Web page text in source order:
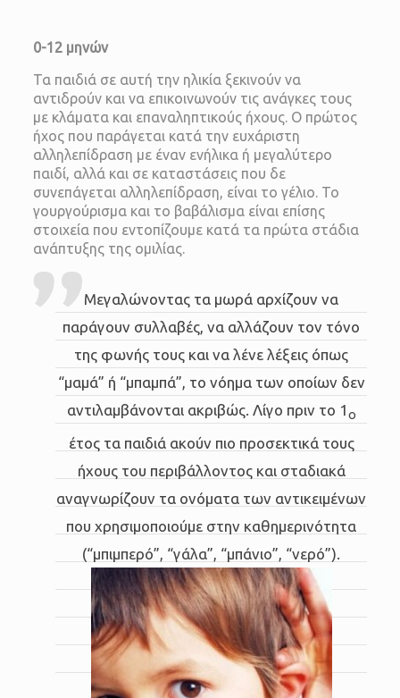
0-12 μηνών
Τα παιδιά σε αυτή την ηλικία ξεκινούν να
αντιδρούν και να επικοινωνούν τις ανάγκες τους
με κλάματα και επαναληπτικούς ήχους. Ο πρώτος
ήχος που παράγεται κατά την ευχάριστη
αλληλεπίδραση με έναν ενήλικα ή μεγαλύτερο
παιδί, αλλά και σε καταστάσεις που δε
συνεπάγεται αλληλεπίδραση, είναι το γέλιο. Το
γουργούρισμα και το βαβάλισμα είναι επίσης
στοιχεία που εντοπίζουμε κατά τα πρώτα στάδια
ανάπτυξης της ομιλίας.
Μεγαλώνοντας τα μωρά αρχίζουν να
παράγουν συλλαβές, να αλλάζουν τον τόνο
της φωνής τους και να λένε λέξεις όπως
“μαμά” ή “μπαμπά”, το νόημα των οποίων δεν
αντιλαμβάνονται ακριβώς. Λίγο πριν το 1ο
έτος τα παιδιά ακούν πιο προσεκτικά τους
ήχους του περιβάλλοντος και σταδιακά
αναγνωρίζουν τα ονόματα των αντικειμένων
που χρησιμοποιούμε στην καθημερινότητα
(“μπιμπερό”, “γάλα”, “μπάνιο”, “νερό”).